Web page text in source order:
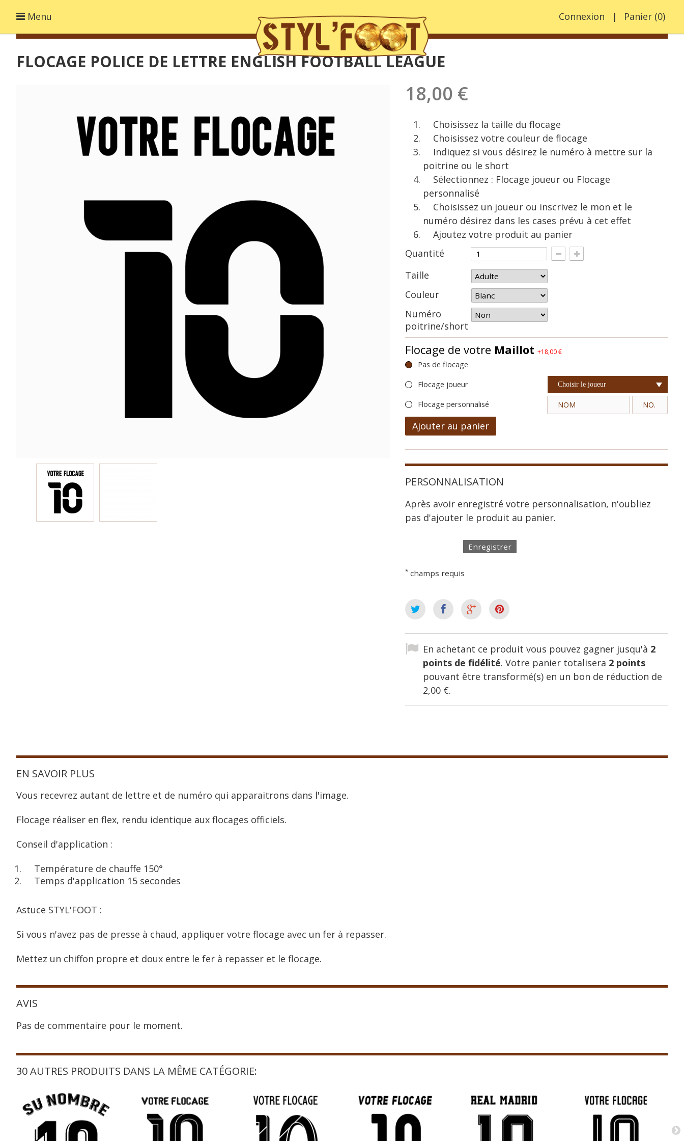
Panier (0)
Connexion
Menu
FLOCAGE POLICE DE LETTRE ENGLISH FOOTBALL LEAGUE
18,00 €
Choisissez la taille du flocage
Choisissez votre couleur de flocage
Indiquez si vous désirez le numéro à mettre sur la
poitrine ou le short
Sélectionnez : Flocage joueur ou Flocage
personnalisé
Choisissez un joueur ou inscrivez le mon et le
numéro désirez dans les cases prévu à cet effet
Ajoutez votre produit au panier
Quantité
Taille
Couleur
Numéro
poitrine/short
Flocage de votre Maillot +18,00 €
Pas de flocage
Flocage joueur Choisir le joueur
Flocage personnalisé
Ajouter au panier
PERSONNALISATION
Après avoir enregistré votre personnalisation, n'oubliez
pas d'ajouter le produit au panier.
Enregistrer
* champs requis
En achetant ce produit vous pouvez gagner jusqu'à 2
points de fidélité. Votre panier totalisera 2 points
pouvant être transformé(s) en un bon de réduction de
2,00 €.
EN SAVOIR PLUS
Vous recevrez autant de lettre et de numéro qui apparaitrons dans l'image.
Flocage réaliser en flex, rendu identique aux flocages officiels.
Conseil d'application :
Température de chauffe 150°
Temps d'application 15 secondes
Astuce STYL'FOOT :
Si vous n'avez pas de presse à chaud, appliquer votre flocage avec un fer à repasser.
Mettez un chiffon propre et doux entre le fer à repasser et le flocage.
AVIS
Pas de commentaire pour le moment.
30 AUTRES PRODUITS DANS LA MÊME CATÉGORIE: